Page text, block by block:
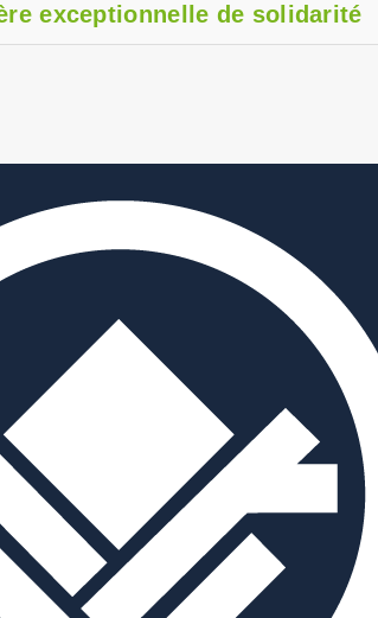
exceptionnelle de solidarité